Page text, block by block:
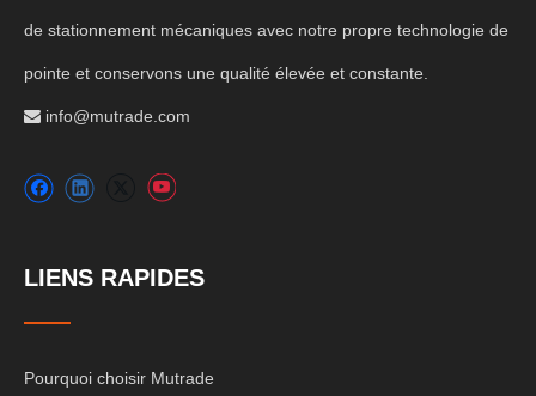
de stationnement mécaniques avec notre propre technologie de
pointe et conservons une qualité élevée et constante.
 info@mutrade.com
LIENS RAPIDES
Pourquoi choisir Mutrade